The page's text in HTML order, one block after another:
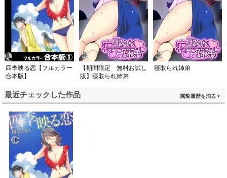
四季映る恋【フルカラー
合本版】
【期間限定 無料お試し
版】寝取られ姉弟
寝取られ姉弟
最近チェックした作品 閲覧履歴を消去